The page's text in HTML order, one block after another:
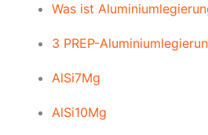
Was ist
3 PREP-
AlSi7Mg
AlSi10Mg